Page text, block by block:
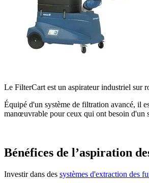
Le FilterCart est un aspirateur industriel sur
Équipé d'un système de filtration avancé, il
manœuvrable pour ceux qui ont besoin d'un
Bénéfices de l’aspiration
Investir dans des systèmes d'extraction des